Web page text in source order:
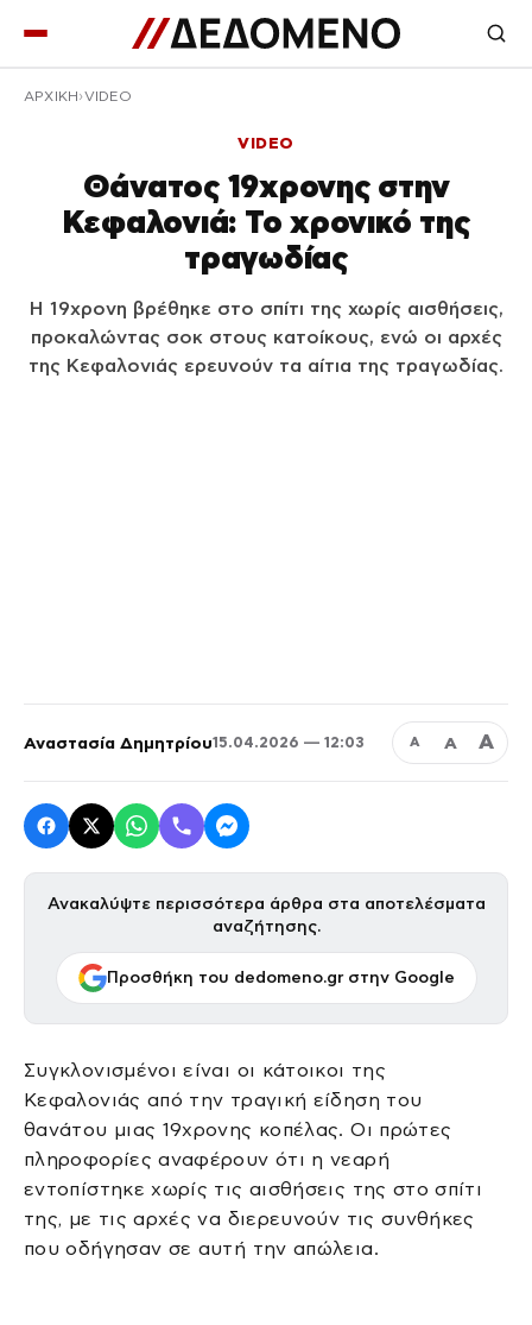
ΑΡΧΙΚΉ VIDEO
VIDEO
Θάνατος 19χρονης στην
Κεφαλονιά: Το χρονικό της
τραγωδίας
Η 19χρονη βρέθηκε στο σπίτι της χωρίς αισθήσεις,
προκαλώντας σοκ στους κατοίκους, ενώ οι αρχές
της Κεφαλονιάς ερευνούν τα αίτια της τραγωδίας.
Αναστασία Δημητρίου15.04.2026 — 12:03 Α Α Α
Ανακαλύψτε περισσότερα άρθρα στα αποτελέσματα
αναζήτησης.
Προσθήκη του dedomeno.gr στην Google
Συγκλονισμένοι είναι οι κάτοικοι της
Κεφαλονιάς από την τραγική είδηση του
θανάτου μιας 19χρονης κοπέλας. Οι πρώτες
πληροφορίες αναφέρουν ότι η νεαρή
εντοπίστηκε χωρίς τις αισθήσεις της στο σπίτι
της, με τις αρχές να διερευνούν τις συνθήκες
που οδήγησαν σε αυτή την απώλεια.